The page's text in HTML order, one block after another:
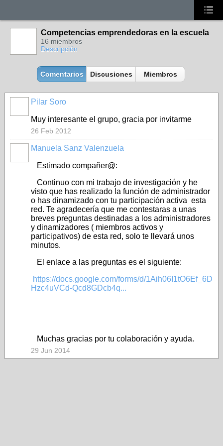
Competencias emprendedoras en la escuela
16 miembros
Descripción
Comentarios Discusiones Miembros
Pilar Soro
Muy interesante el grupo, gracia por invitarme
26 Feb 2012
Manuela Sanz Valenzuela
Estimado compañer@:
Continuo con mi trabajo de investigación y he
visto que has realizado la función de administrador
o has dinamizado con tu participación activa esta
red. Te agradecería que me contestaras a unas
breves preguntas destinadas a los administradores
y dinamizadores ( miembros activos y
participativos) de esta red, solo te llevará unos
minutos.
El enlace a las preguntas es el siguiente:
https://docs.google.com/forms/d/1Aih06I1tO6Ef_6D
Hzc4uVCd-Qcd8GDcb4q...
Muchas gracias por tu colaboración y ayuda.
29 Jun 2014